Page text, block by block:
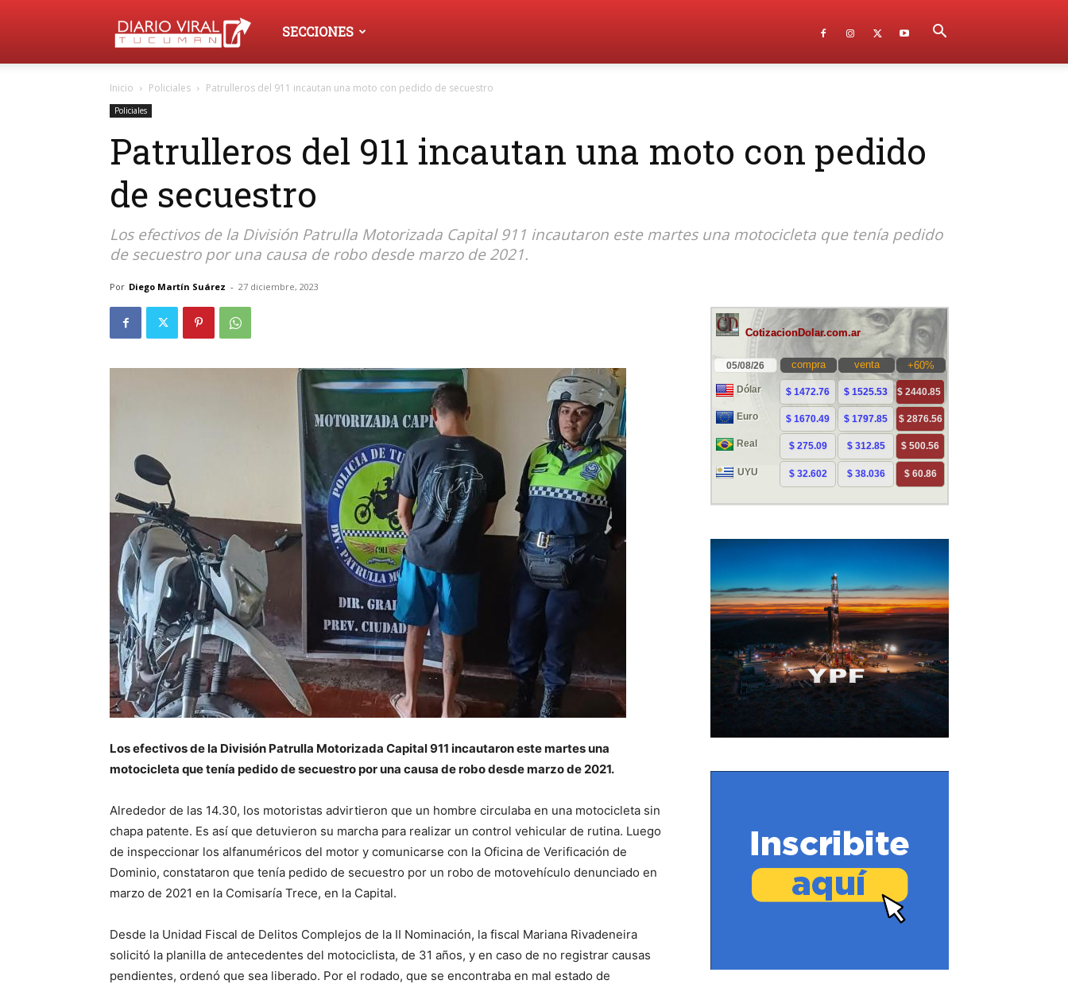
Diario
Viral
Tucumán
SECCIONES
Inicio Policiales Patrulleros del 911 incautan una moto con pedido de secuestro
Policiales
Patrulleros del 911 incautan una moto con pedido
de secuestro
Los efectivos de la División Patrulla Motorizada Capital 911 incautaron este martes una motocicleta que tenía pedido
de secuestro por una causa de robo desde marzo de 2021.
Por Diego Martín Suárez - 27 diciembre, 2023
Los efectivos de la División Patrulla Motorizada Capital 911 incautaron este martes una
motocicleta que tenía pedido de secuestro por una causa de robo desde marzo de 2021.
Alrededor de las 14.30, los motoristas advirtieron que un hombre circulaba en una motocicleta sin
chapa patente. Es así que detuvieron su marcha para realizar un control vehicular de rutina. Luego
de inspeccionar los alfanuméricos del motor y comunicarse con la Oficina de Verificación de
Dominio, constataron que tenía pedido de secuestro por un robo de motovehículo denunciado en
marzo de 2021 en la Comisaría Trece, en la Capital.
Desde la Unidad Fiscal de Delitos Complejos de la II Nominación, la fiscal Mariana Rivadeneira
solicitó la planilla de antecedentes del motociclista, de 31 años, y en caso de no registrar causas
pendientes, ordenó que sea liberado. Por el rodado, que se encontraba en mal estado de